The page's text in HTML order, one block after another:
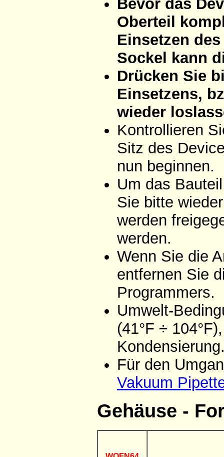
Bevor das
Oberteil
Einsetzen
Sockel kann
Drücken Sie
Einsetzens,
wieder
Kontrollieren
Sitz des
nun beginnen.
Um das
Sie bitte
werden
werden.
Wenn Sie die
entfernen Sie
Programmers.
Umwelt-
(41°F ÷
Für den
Vakuum
Gehäuse -